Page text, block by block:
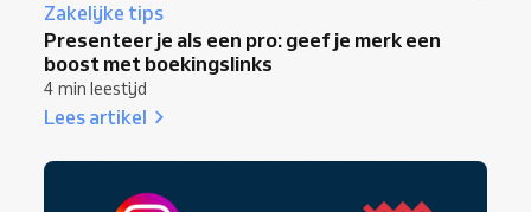
Zakelijke tips
Presenteer je als een pro: geef je merk een
boost met boekingslinks
4 min leestijd
Lees artikel